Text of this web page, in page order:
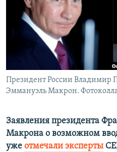
ПОБЕДИТЕЛЕЙ НЕ СУДЯТ?
КРЫМ.НЕПОКОРЕННЫЙ
УКРАИНСКАЯ ПРОБЛЕМА КРЫМА
ПРИСОЕДИНЯЙТЕСЬ!
Все сайты RFE/RL
Президент России Владимир
Эммануэль Макрон.
Заявления президента
Макрона о возможном
уже отмечали эксперты